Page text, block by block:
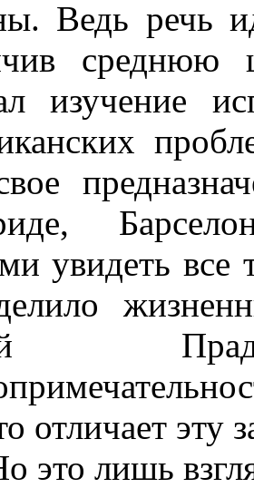
Ведь речь
среднюю
изучение
увидеть все
отличает эту
это лишь